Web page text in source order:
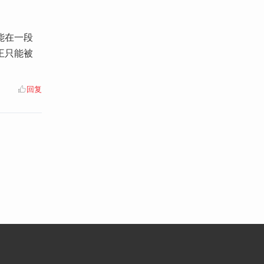
在一段
只能被
回复